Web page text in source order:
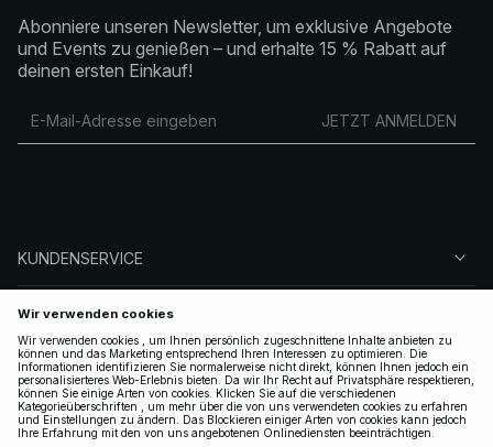
Abonniere unseren Newsletter, um exklusive Angebote
und Events zu genießen – und erhalte 15 % Rabatt auf
deinen ersten Einkauf!
JETZT ANMELDEN
KUNDENSERVICE
ÜBER NA-KD
FOLGEN SIE UNS
LEGAL